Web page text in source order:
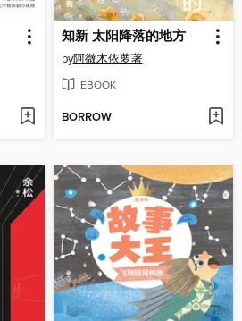
知新 太阳降落的地方
by阿微木依萝著
EBOOK
BORROW